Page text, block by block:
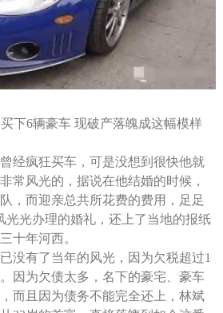
下6辆豪车 现破产落魄成这幅模样
经疯狂买车，可是没想到很快他就
常风光的，据说在他结婚的时候，
，而迎亲总共所花费的费用，足足
光光办理的婚礼，还上了当地的报纸
十年河西。
没有了当年的风光，因为欠税超过1
因为欠债太多，名下的豪宅、豪车
而且因为债务不能完全还上，林斌